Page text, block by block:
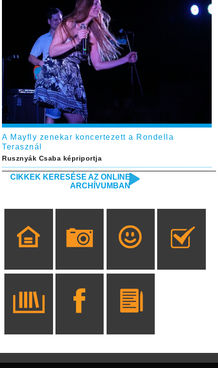
A Mayfly zenekar koncertezett a Rondella
Terasznál
Rusznyák Csaba képriportja
CIKKEK KERESÉSE AZ ONLINE
ARCHÍVUMBAN